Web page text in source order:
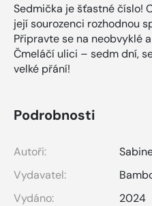
Sedmička je šťastné číslo!
její sourozenci rozhodnou
Připravte se na neobvyklé
Čmeláčí ulici – sedm dní,
velké přání!
Podrobnosti
Autoři:
Vydavatel:
Vydáno:
2024